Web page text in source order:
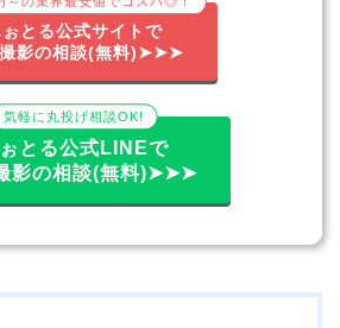
とる公式サイトで
影の相談(無料)➤➤➤
気軽に丸投げ相談OK!
とる公式LINEで
影の相談(無料)➤➤➤